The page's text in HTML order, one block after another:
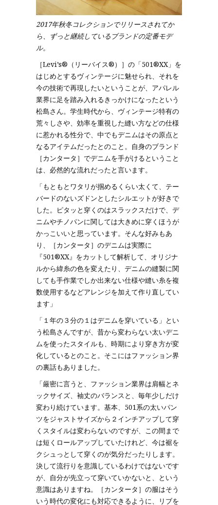
2017年秋冬コレクションでリリースされてか
ら、ずっと継続しているブランドの定番モデ
ル。
［Levi’s®︎（リーバイス®︎）］の「501®XX」を
はじめとするヴィンテージに魅せられ、それを
今の技術で再現したいということが、アパレル
業界に足を踏み入れるきっかけになったという
松島さん。学生時代から、ヴィンテージ特有の
荒々しさや、効率を重視した縫い方などの仕様
に惹かれる性分で、中でもデニムはその原点と
なるアイテムだったとのこと。自身のブランド
［カンタータ］でデニムを手がけるということ
は、必然的な流れだったと言います。
「もともとワタリが掴めるくらい太くて、テー
バードのないズドンとしたシルエットが好きで
した。ピタッと穿くのはスラックスだけで、デ
ニムやチノパンに関しては大きめに穿くほうが
かっこいいと思っています。そんな好みもあ
り、［カンタータ］のデニムは実際に
『501®XX』をカットして解析して、オリジナ
ルから緯糸の色を変えたり、デニムの縫製に関
しても手作業でしか出来ない仕様や縫い糸を複
数使用するなどアレンジを加えて作り直してい
ます」
「１年の３分の１はデニムを穿いている」とい
う松島さんですが、昔から変わらない太いデニ
ムを使ったスタイルも、時期により穿き方が変
化しているとのこと。そこにはファッション界
の裏話もありました。
「厳密に言うと、ファッション業界は肩幅とネ
ックサイズ、袖丈のバランスと、毎年少しだけ
変わり続けています。基本、501系の太いパン
ツをジャストサイズから２インチアップして穿
くスタイルは変わらないのですが、この間まで
は短くロールアップしていたけれど、今は裾を
クシュっとして穿くのが気分だったりします。
決して流行りを意識しているわけではないです
が、自分が先立って穿いていかないと、という
意識はありますね。［カンタータ］の服はそう
いう時代の変化にも対応できるように、リブを